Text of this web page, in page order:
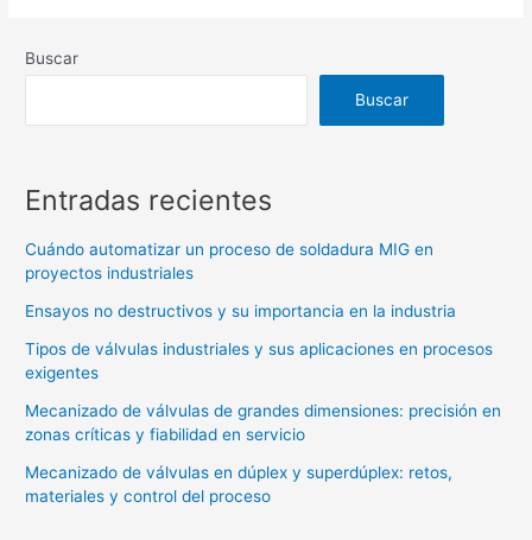
Buscar
Buscar
Entradas recientes
Cuándo automatizar un proceso de soldadura MIG en
proyectos industriales
Ensayos no destructivos y su importancia en la industria
Tipos de válvulas industriales y sus aplicaciones en procesos
exigentes
Mecanizado de válvulas de grandes dimensiones: precisión en
zonas críticas y fiabilidad en servicio
Mecanizado de válvulas en dúplex y superdúplex: retos,
materiales y control del proceso